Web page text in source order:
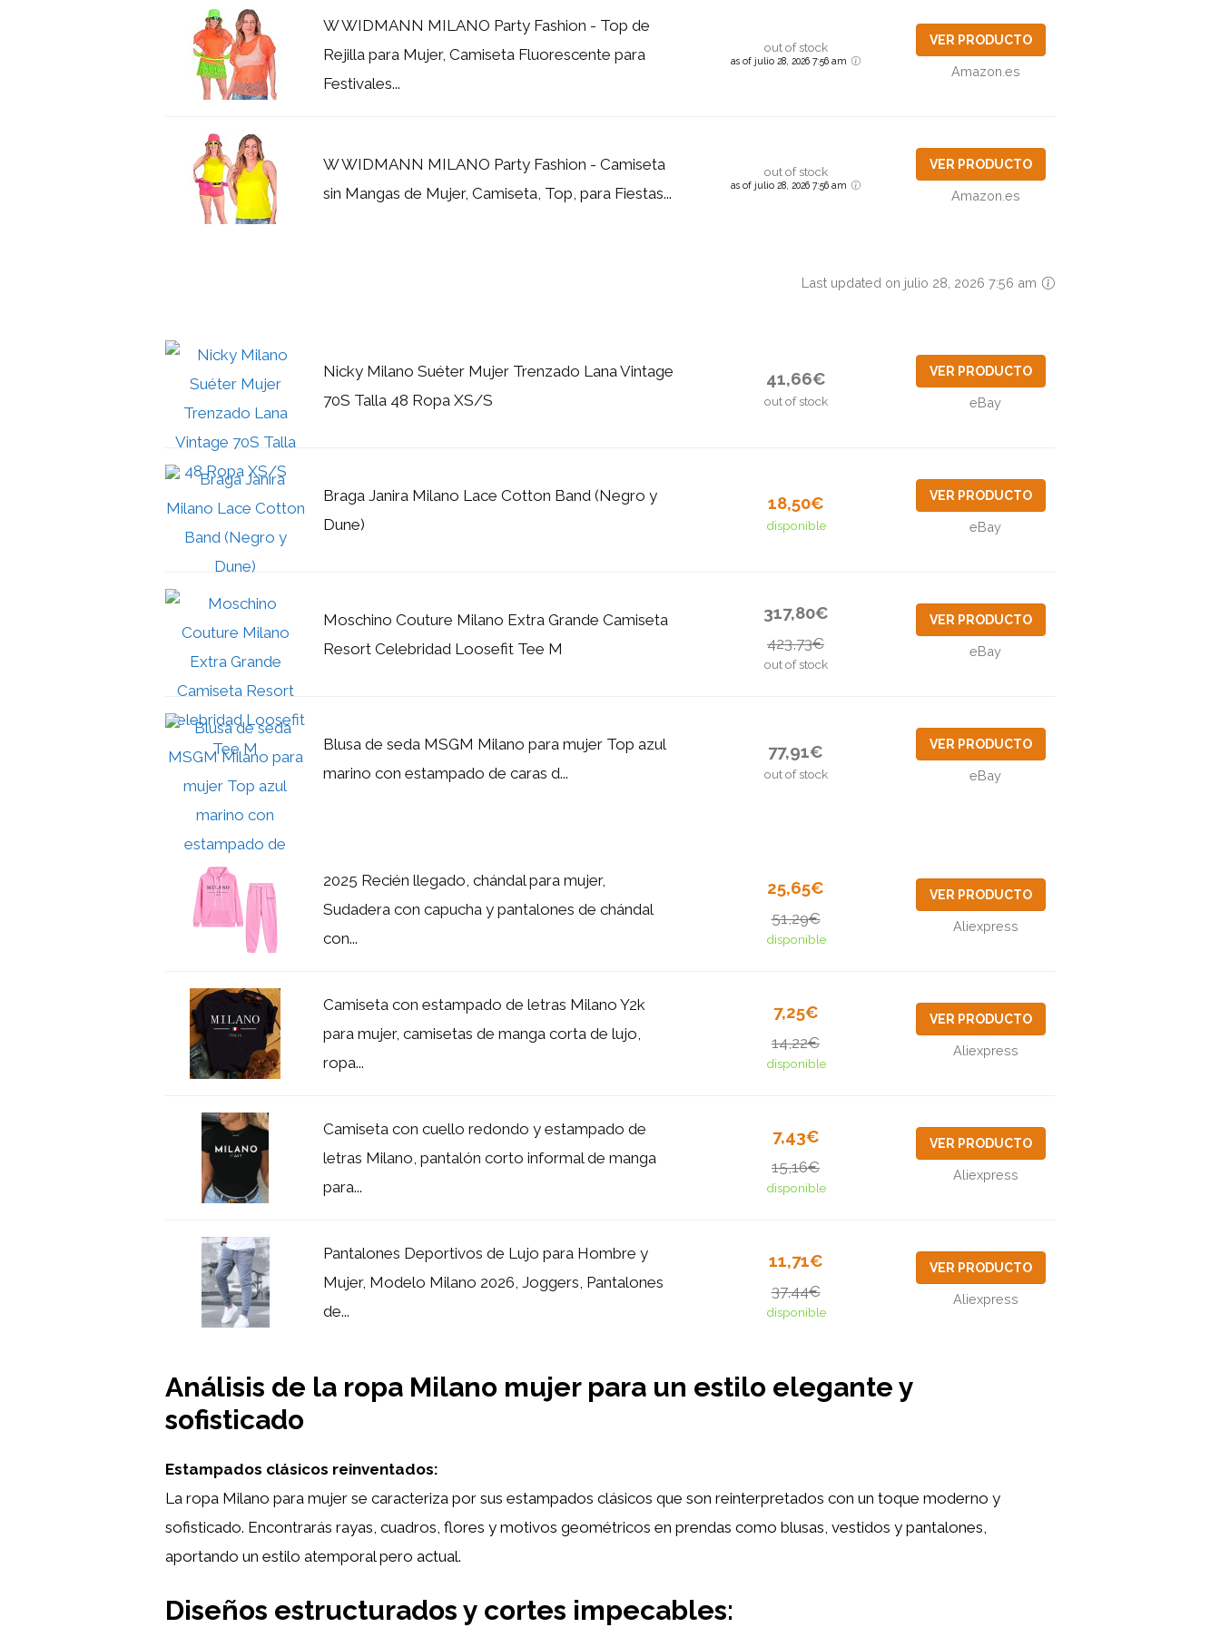
W WIDMANN MILANO Party Fashion - Top de
Rejilla para Mujer, Camiseta Fluorescente para
Festivales...
out of stock
as of julio 28, 2026 7:56 am
VER PRODUCTO
Amazon.es
W WIDMANN MILANO Party Fashion - Camiseta
sin Mangas de Mujer, Camiseta, Top, para Fiestas...
out of stock
as of julio 28, 2026 7:56 am
VER PRODUCTO
Amazon.es
Last updated on julio 28, 2026 7:56 am
Nicky Milano Suéter Mujer Trenzado Lana Vintage
70S Talla 48 Ropa XS/S
41,66€
out of stock
VER PRODUCTO
eBay
Braga Janira Milano Lace Cotton Band (Negro y
Dune)
18,50€
disponible
VER PRODUCTO
eBay
Moschino Couture Milano Extra Grande Camiseta
Resort Celebridad Loosefit Tee M
317,80€
423,73€
out of stock
VER PRODUCTO
eBay
Blusa de seda MSGM Milano para mujer Top azul
marino con estampado de caras d...
77,91€
out of stock
VER PRODUCTO
eBay
2025 Recién llegado, chándal para mujer,
Sudadera con capucha y pantalones de chándal
con...
25,65€
51,29€
disponible
VER PRODUCTO
Aliexpress
Camiseta con estampado de letras Milano Y2k
para mujer, camisetas de manga corta de lujo,
ropa...
7,25€
14,22€
disponible
VER PRODUCTO
Aliexpress
Camiseta con cuello redondo y estampado de
letras Milano, pantalón corto informal de manga
para...
7,43€
15,16€
disponible
VER PRODUCTO
Aliexpress
Pantalones Deportivos de Lujo para Hombre y
Mujer, Modelo Milano 2026, Joggers, Pantalones
de...
11,71€
37,44€
disponible
VER PRODUCTO
Aliexpress
Análisis de la ropa Milano mujer para un estilo elegante y
sofisticado
Estampados clásicos reinventados:
La ropa Milano para mujer se caracteriza por sus estampados clásicos que son reinterpretados con un toque moderno y
sofisticado. Encontrarás rayas, cuadros, flores y motivos geométricos en prendas como blusas, vestidos y pantalones,
aportando un estilo atemporal pero actual.
Diseños estructurados y cortes impecables: